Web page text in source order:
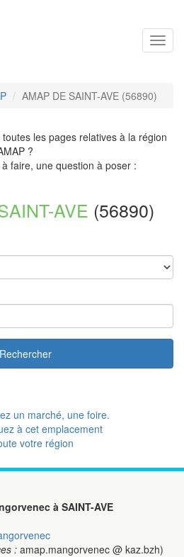
AMAP DE SAINT-AVE (56890)
les pages relatives à la région
?
faire, une question à poser :
AVE (56890)
Rechercher
un marché, une foire.
à cet emplacement
votre région
à SAINT-AVE
: amap.mangorvenec @ kaz.bzh)